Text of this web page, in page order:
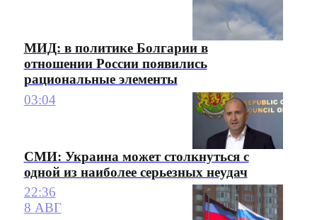
МИД: в политике Болгарии в
отношении России появились
рациональные элементы
03:04
СМИ: Украина может столкнуться с
одной из наиболее серьезных неудач
22:36
8 АВГ